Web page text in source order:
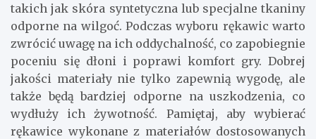
takich jak skóra syntetyczna lub specjalne tkaniny
odporne na wilgoć. Podczas wyboru rękawic warto
zwrócić uwagę na ich oddychalność, co zapobiegnie
poceniu się dłoni i poprawi komfort gry. Dobrej
jakości materiały nie tylko zapewnią wygodę, ale
także będą bardziej odporne na uszkodzenia, co
wydłuży ich żywotność. Pamiętaj, aby wybierać
rękawice wykonane z materiałów dostosowanych